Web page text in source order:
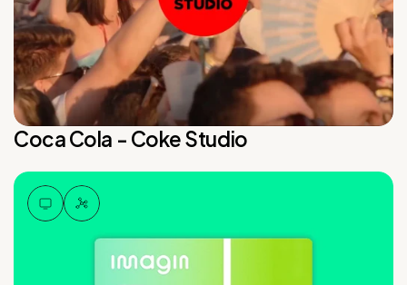
Coca Cola - Coke Studio